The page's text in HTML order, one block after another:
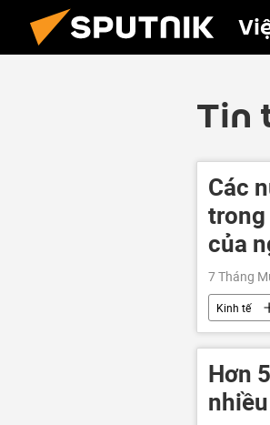
Tin
Các
của
7 Tháng
Kinh tế
Hơn